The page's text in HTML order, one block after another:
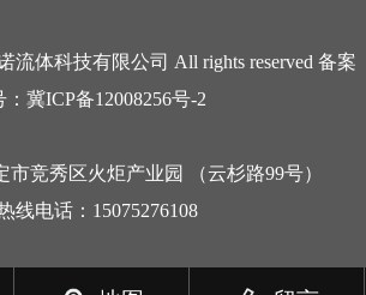
流体科技有限公司 All rights reserved 备案
：冀ICP备12008256号-2
市竞秀区火炬产业园 （云杉路99号）
线电话：15075276108